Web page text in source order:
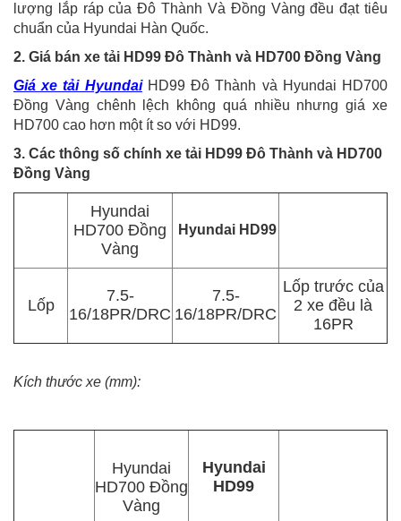
lượng lắp ráp của Đô Thành Và Đồng Vàng đều đạt tiêu
chuẩn của Hyundai Hàn Quốc.
2. Giá bán xe tải HD99 Đô Thành và HD700 Đồng Vàng
Giá xe tải HyundaiHD99 Đô Thành và Hyundai HD700
Đồng Vàng chênh lệch không quá nhiều nhưng giá xe
HD700 cao hơn một ít so với HD99.
3. Các thông số chính xe tải HD99 Đô Thành và HD700
Đồng Vàng
Hyundai
HD700 Đồng
Vàng
Hyundai HD99
Lốp
7.5-
16/18PR/DRC
7.5-
16/18PR/DRC
Lốp trước của
2 xe đều là
16PR
Kích thước xe (mm):
Hyundai
HD700 Đồng
Vàng
Hyundai
HD99